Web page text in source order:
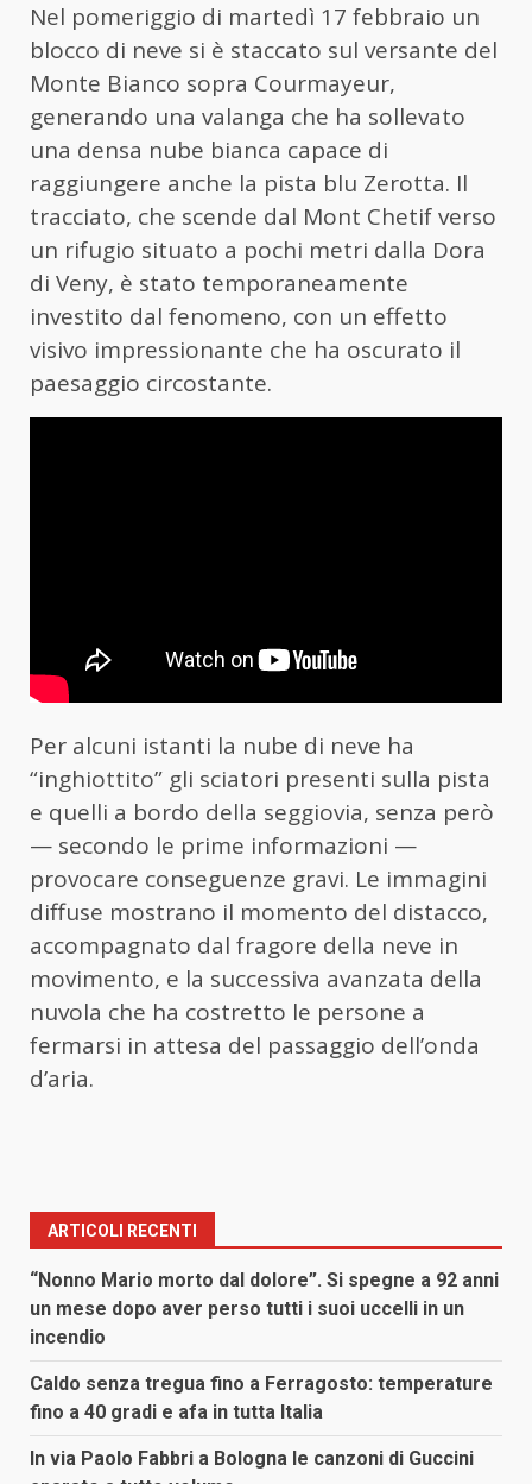
Nel pomeriggio di martedì 17 febbraio un
blocco di neve si è staccato sul versante del
Monte Bianco sopra Courmayeur,
generando una valanga che ha sollevato
una densa nube bianca capace di
raggiungere anche la pista blu Zerotta. Il
tracciato, che scende dal Mont Chetif verso
un rifugio situato a pochi metri dalla Dora
di Veny, è stato temporaneamente
investito dal fenomeno, con un effetto
visivo impressionante che ha oscurato il
paesaggio circostante.
Per alcuni istanti la nube di neve ha
“inghiottito” gli sciatori presenti sulla pista
e quelli a bordo della seggiovia, senza però
— secondo le prime informazioni —
provocare conseguenze gravi. Le immagini
diffuse mostrano il momento del distacco,
accompagnato dal fragore della neve in
movimento, e la successiva avanzata della
nuvola che ha costretto le persone a
fermarsi in attesa del passaggio dell’onda
d’aria.
ARTICOLI RECENTI
“Nonno Mario morto dal dolore”. Si spegne a 92 anni
un mese dopo aver perso tutti i suoi uccelli in un
incendio
Caldo senza tregua fino a Ferragosto: temperature
fino a 40 gradi e afa in tutta Italia
In via Paolo Fabbri a Bologna le canzoni di Guccini